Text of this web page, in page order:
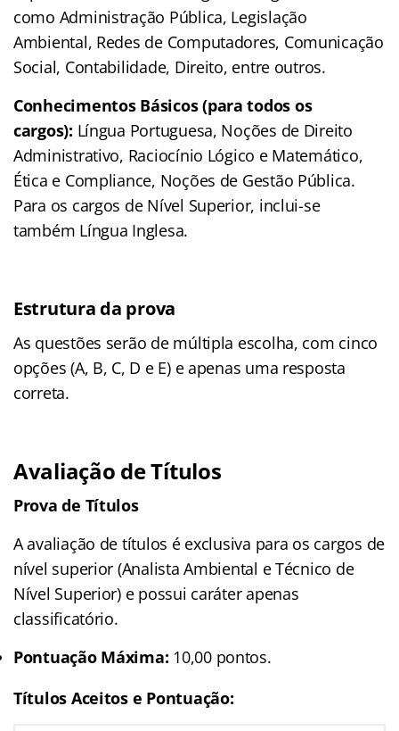
como Administração Pública, Legislação
Ambiental, Redes de Computadores, Comunicação
Social, Contabilidade, Direito, entre outros.
Conhecimentos Básicos (para todos os
cargos): Língua Portuguesa, Noções de Direito
Administrativo, Raciocínio Lógico e Matemático,
Ética e Compliance, Noções de Gestão Pública.
Para os cargos de Nível Superior, inclui-se
também Língua Inglesa.
Estrutura da prova
As questões serão de múltipla escolha, com cinco
opções (A, B, C, D e E) e apenas uma resposta
correta.
Avaliação de Títulos
Prova de Títulos
A avaliação de títulos é exclusiva para os cargos de
nível superior (Analista Ambiental e Técnico de
Nível Superior) e possui caráter apenas
classificatório.
Pontuação Máxima: 10,00 pontos.
Títulos Aceitos e Pontuação: